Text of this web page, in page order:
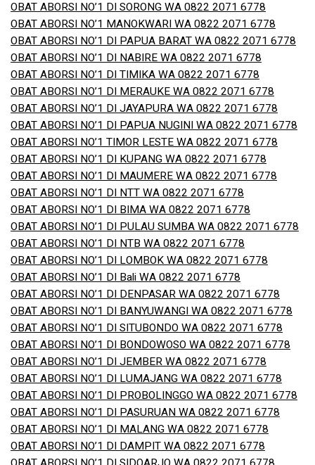
OBAT ABORSI NO’1 DI SORONG WA 0822 2071 6778
OBAT ABORSI NO’1 MANOKWARI WA 0822 2071 6778
OBAT ABORSI NO’1 DI PAPUA BARAT WA 0822 2071 6778
OBAT ABORSI NO’1 DI NABIRE WA 0822 2071 6778
OBAT ABORSI NO’1 DI TIMIKA WA 0822 2071 6778
OBAT ABORSI NO’1 DI MERAUKE WA 0822 2071 6778
OBAT ABORSI NO’1 DI JAYAPURA WA 0822 2071 6778
OBAT ABORSI NO’1 DI PAPUA NUGINI WA 0822 2071 6778
OBAT ABORSI NO’1 TIMOR LESTE WA 0822 2071 6778
OBAT ABORSI NO’1 DI KUPANG WA 0822 2071 6778
OBAT ABORSI NO’1 DI MAUMERE WA 0822 2071 6778
OBAT ABORSI NO’1 DI NTT WA 0822 2071 6778
OBAT ABORSI NO’1 DI BIMA WA 0822 2071 6778
OBAT ABORSI NO’1 DI PULAU SUMBA WA 0822 2071 6778
OBAT ABORSI NO’1 DI NTB WA 0822 2071 6778
OBAT ABORSI NO’1 DI LOMBOK WA 0822 2071 6778
OBAT ABORSI NO’1 DI Bali WA 0822 2071 6778
OBAT ABORSI NO’1 DI DENPASAR WA 0822 2071 6778
OBAT ABORSI NO’1 DI BANYUWANGI WA 0822 2071 6778
OBAT ABORSI NO’1 DI SITUBONDO WA 0822 2071 6778
OBAT ABORSI NO’1 DI BONDOWOSO WA 0822 2071 6778
OBAT ABORSI NO’1 DI JEMBER WA 0822 2071 6778
OBAT ABORSI NO’1 DI LUMAJANG WA 0822 2071 6778
OBAT ABORSI NO’1 DI PROBOLINGGO WA 0822 2071 6778
OBAT ABORSI NO’1 DI PASURUAN WA 0822 2071 6778
OBAT ABORSI NO’1 DI MALANG WA 0822 2071 6778
OBAT ABORSI NO’1 DI DAMPIT WA 0822 2071 6778